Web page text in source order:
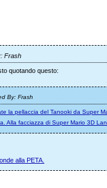
Frash
quotando questo:
By: Frash
la pellaccia del Tanooki da Super
Alla facciazza di Super Mario 3D
alla PETA.